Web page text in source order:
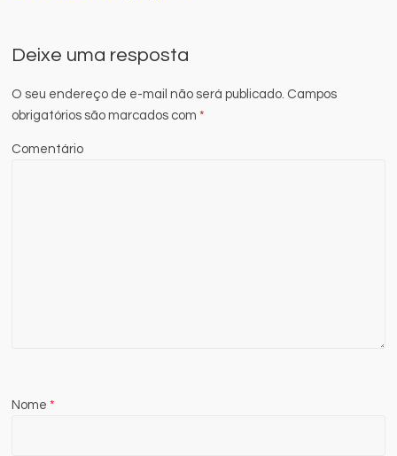
Deixe uma resposta
O seu endereço de e-mail não será publicado. Campos
obrigatórios são marcados com*
Comentário
Nome*